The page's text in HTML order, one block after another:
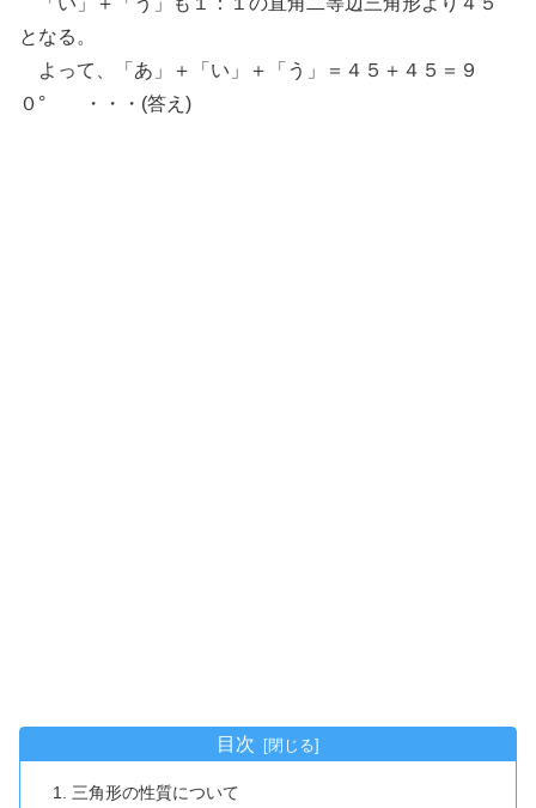
となる。
よって、「あ」＋「い」＋「う」＝４５＋４５＝９
０° ・・・(答え)
目次
三角形の性質について